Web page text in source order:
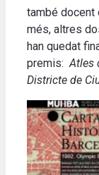
també docent
més, altres
han quedat
premis:Atles
Districte de